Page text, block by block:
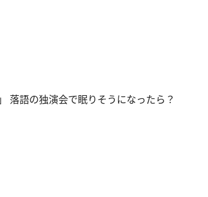
落語の独演会で眠りそうになったら？